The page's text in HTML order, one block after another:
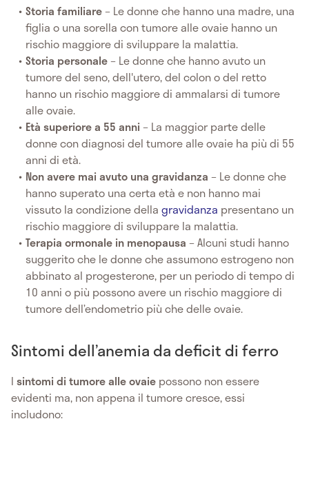
Storia familiare– Le donne che hanno una madre, una
figlia o una sorella con tumore alle ovaie hanno un
rischio maggiore di sviluppare la malattia.
Storia personale– Le donne che hanno avuto un
tumore del seno, dell'utero, del colon o del retto
hanno un rischio maggiore di ammalarsi di tumore
alle ovaie.
Età superiore a 55 anni– La maggior parte delle
donne con diagnosi del tumore alle ovaie ha più di 55
anni di età.
Non avere mai avuto una gravidanza– Le donne che
hanno superato una certa età e non hanno mai
vissuto la condizione dellagravidanza presentano un
rischio maggiore di sviluppare la malattia.
Terapia ormonale in menopausa – Alcuni studi hanno
suggerito che le donne che assumono estrogeno non
abbinato al progesterone, per un periodo di tempo di
10 anni o più possono avere un rischio maggiore di
tumore dell’endometrio più che delle ovaie.
Sintomi dell’anemia da deficit di ferro
I sintomi di tumore alle ovaie possono non essere
evidenti ma, non appena il tumore cresce, essi
includono: